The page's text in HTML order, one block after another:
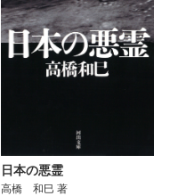
日本の悪霊
高橋 和巳 著